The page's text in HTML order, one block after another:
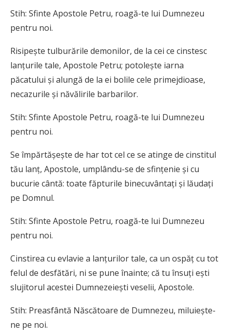
Stih: Sfinte Apostole Petru, roagă-te lui Dumnezeu
pentru noi.
Risipeşte tulburările demonilor, de la cei ce cinstesc
lanţurile tale, Apostole Petru; potoleşte iarna
păcatului şi alungă de la ei bolile cele primejdioase,
necazurile şi năvălirile barbarilor.
Stih: Sfinte Apostole Petru, roagă-te lui Dumnezeu
pentru noi.
Se împărtăşeşte de har tot cel ce se atinge de cinstitul
tău lanţ, Apostole, umplându-se de sfinţenie şi cu
bucurie cântă: toate făpturile binecuvântaţi şi lăudaţi
pe Domnul.
Stih: Sfinte Apostole Petru, roagă-te lui Dumnezeu
pentru noi.
Cinstirea cu evlavie a lanţurilor tale, ca un ospăţ cu tot
felul de desfătări, ni se pune înainte; că tu însuţi eşti
slujitorul acestei Dumnezeieşti veselii, Apostole.
Stih: Preasfântă Născătoare de Dumnezeu, miluieşte-
ne pe noi.